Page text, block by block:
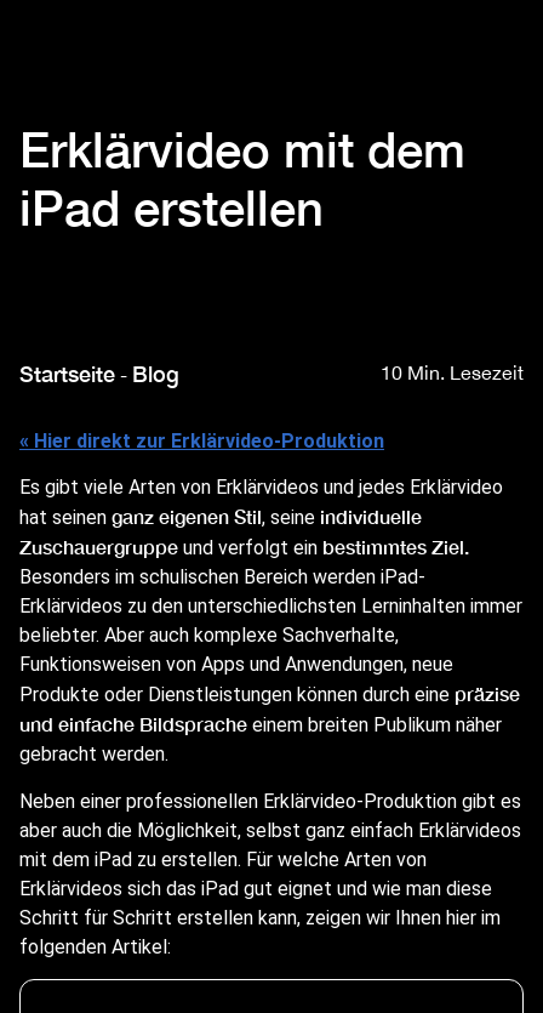
Erklärvideo mit dem
iPad erstellen
Startseite - Blog 10 Min. Lesezeit
« Hier direkt zur Erklärvideo-Produktion
Es gibt viele Arten von Erklärvideos und jedes Erklärvideo
hat seinen ganz eigenen Stil, seine individuelle
Zuschauergruppe und verfolgt ein bestimmtes Ziel.
Besonders im schulischen Bereich werden iPad-
Erklärvideos zu den unterschiedlichsten Lerninhalten immer
beliebter. Aber auch komplexe Sachverhalte,
Funktionsweisen von Apps und Anwendungen, neue
Produkte oder Dienstleistungen können durch eine präzise
und einfache Bildsprache einem breiten Publikum näher
gebracht werden.
Neben einer professionellen Erklärvideo-Produktion gibt es
aber auch die Möglichkeit, selbst ganz einfach Erklärvideos
mit dem iPad zu erstellen. Für welche Arten von
Erklärvideos sich das iPad gut eignet und wie man diese
Schritt für Schritt erstellen kann, zeigen wir Ihnen hier im
folgenden Artikel: